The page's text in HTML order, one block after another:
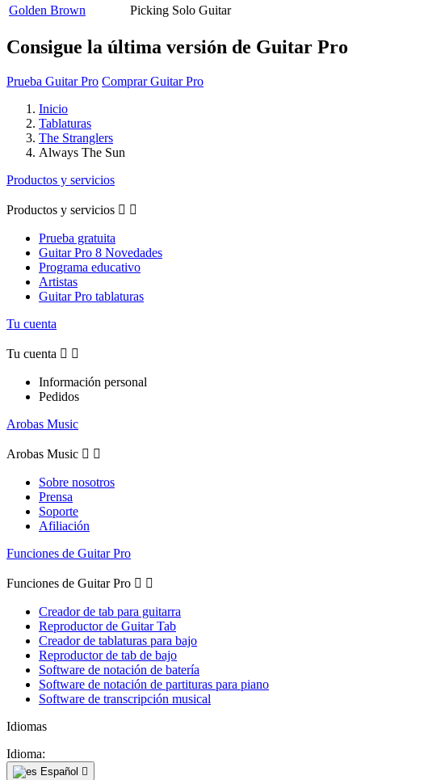
Golden Brown
Picking Solo Guitar
Consigue la última versión de Guitar Pro
Prueba Guitar Pro Comprar Guitar Pro
Inicio
Tablaturas
The Stranglers
Always The Sun
Productos y servicios
Productos y servicios  
Prueba gratuita
Guitar Pro 8 Novedades
Programa educativo
Artistas
Guitar Pro tablaturas
Tu cuenta
Tu cuenta  
Información personal
Pedidos
Arobas Music
Arobas Music  
Sobre nosotros
Prensa
Soporte
Afiliación
Funciones de Guitar Pro
Funciones de Guitar Pro  
Creador de tab para guitarra
Reproductor de Guitar Tab
Creador de tablaturas para bajo
Reproductor de tab de bajo
Software de notación de batería
Software de notación de partituras para piano
Software de transcripción musical
Idiomas
Idioma:
Español 